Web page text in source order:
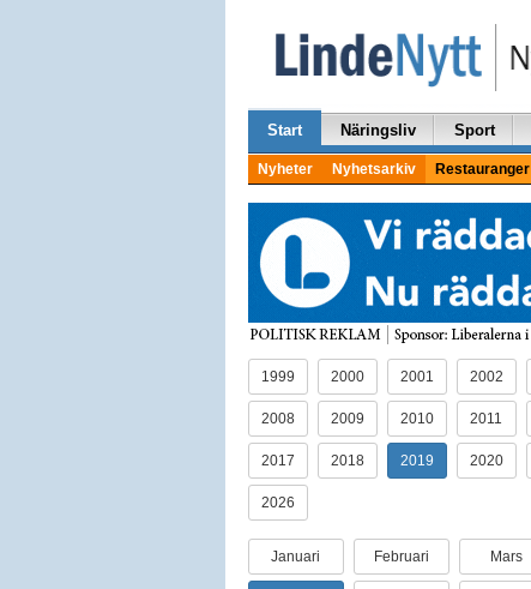
Start Näringsliv Sport
Nyheter Nyhetsarkiv Restauranger
1999 2000 2001 2002
2008 2009 2010 2011
2017 2018 2019 2020
2026
Januari Februari Mars